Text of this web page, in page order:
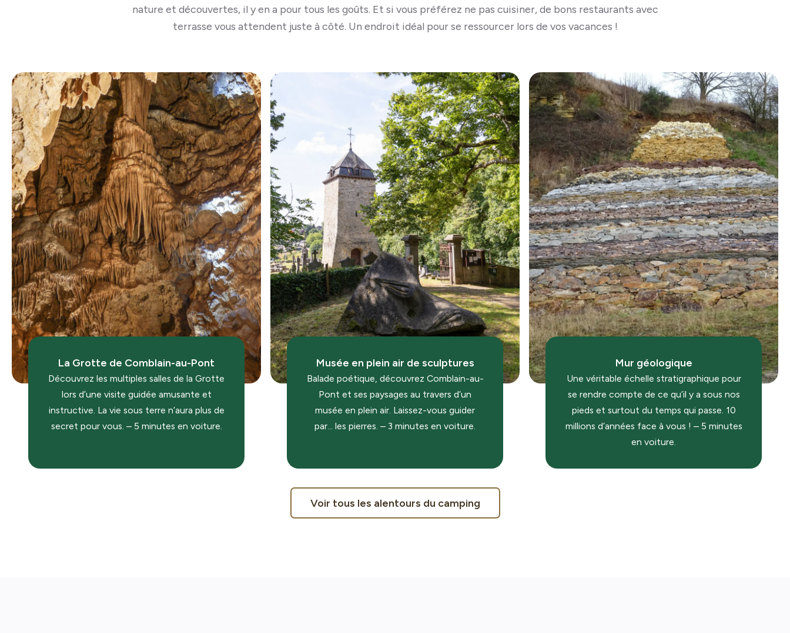
nature et découvertes, il y en a pour tous les goûts. Et si vous préférez ne pas cuisiner, de bons restaurants avec
terrasse vous attendent juste à côté. Un endroit idéal pour se ressourcer lors de vos vacances !
La Grotte de Comblain-au-Pont
Découvrez les multiples salles de la Grotte
lors d’une visite guidée amusante et
instructive. La vie sous terre n’aura plus de
secret pour vous. – 5 minutes en voiture.
Musée en plein air de sculptures
Balade poétique, découvrez Comblain-au-
Pont et ses paysages au travers d’un
musée en plein air. Laissez-vous guider
par… les pierres. – 3 minutes en voiture.
Mur géologique
Une véritable échelle stratigraphique pour
se rendre compte de ce qu’il y a sous nos
pieds et surtout du temps qui passe. 10
millions d’années face à vous ! – 5 minutes
en voiture.
Voir tous les alentours du camping